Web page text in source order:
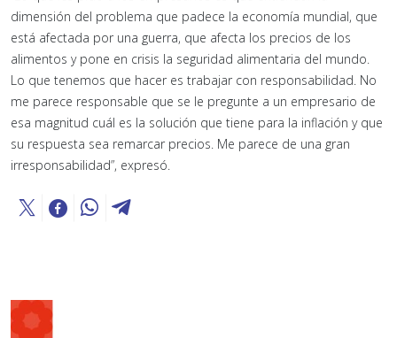
dimensión del problema que padece la economía mundial, que
está afectada por una guerra, que afecta los precios de los
alimentos y pone en crisis la seguridad alimentaria del mundo.
Lo que tenemos que hacer es trabajar con responsabilidad. No
me parece responsable que se le pregunte a un empresario de
esa magnitud cuál es la solución que tiene para la inflación y que
su respuesta sea remarcar precios. Me parece de una gran
irresponsabilidad”, expresó.